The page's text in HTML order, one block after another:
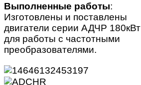
Выполненные работы:
Изготовлены и поставлены
двигатели серии АДЧР 180кВт
для работы с частотными
преобразователями.